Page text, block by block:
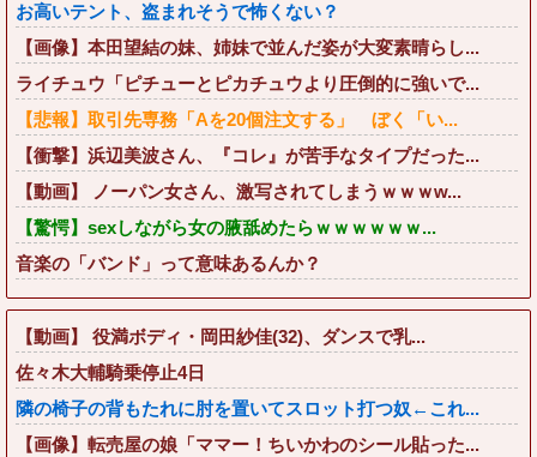
お高いテント、盗まれそうで怖くない？
【画像】本田望結の妹、姉妹で並んだ姿が大変素晴らし...
ライチュウ「ピチューとピカチュウより圧倒的に強いで...
【悲報】取引先専務「Aを20個注文する」 ぼく「い...
【衝撃】浜辺美波さん、『コレ』が苦手なタイプだった...
【動画】 ノーパン女さん、激写されてしまうｗｗｗw...
【驚愕】sexしながら女の腋舐めたらｗｗｗｗｗｗ...
音楽の「バンド」って意味あるんか？
【動画】 役満ボディ・岡田紗佳(32)、ダンスで乳...
佐々木大輔騎乗停止4日
隣の椅子の背もたれに肘を置いてスロット打つ奴←これ...
【画像】転売屋の娘「ママー！ちいかわのシール貼った...